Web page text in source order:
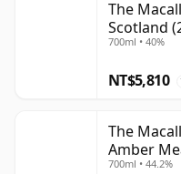
The
Scotland
700ml • 40%
NT$5,810
The
Amber
700ml • 44.2%